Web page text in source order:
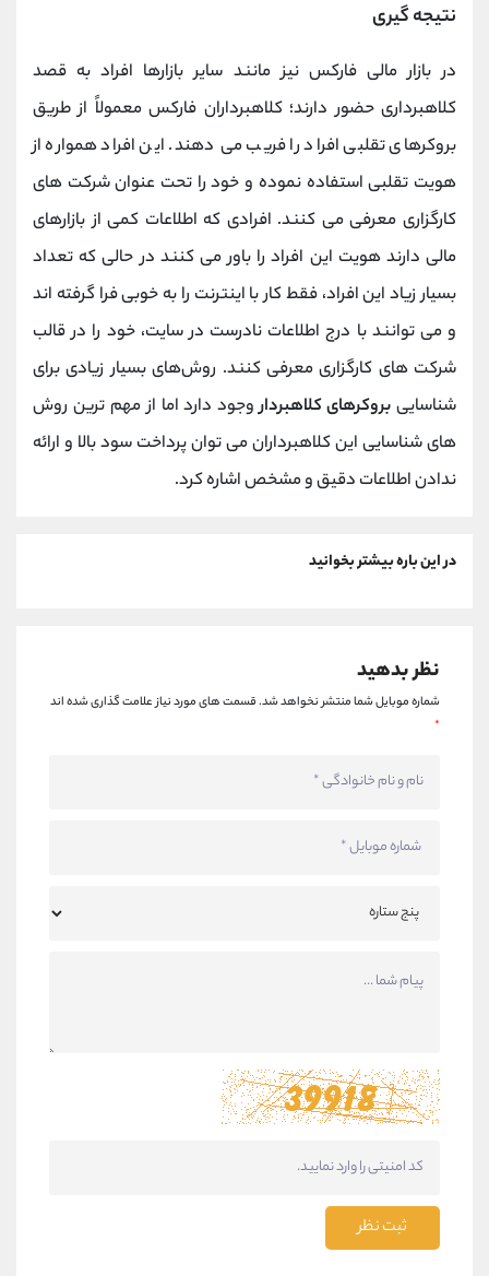
نتیجه گیری
در بازار مالی فارکس نیز مانند سایر بازارها افراد به قصد
کلاهبرداری حضور دارند؛ کلاهبرداران فارکس معمولاً از طریق
بروکرهای تقلبی افراد را فریب می‌ دهند. این افراد همواره از
هویت تقلبی استفاده نموده و خود را تحت عنوان شرکت های
کارگزاری معرفی می کنند. افرادی که اطلاعات کمی از بازارهای
مالی دارند هویت این افراد را باور می کنند در حالی که تعداد
بسیار زیاد این افراد، فقط کار با اینترنت را به خوبی فرا گرفته اند
و می توانند با درج اطلاعات نادرست در سایت، خود را در قالب
شرکت های کارگزاری معرفی کنند. روش‌های بسیار زیادی برای
شناسایی بروکرهای کلاهبرداروجود دارد اما از مهم ترین روش
های شناسایی این کلاهبرداران می توان پرداخت سود بالا و ارائه
‌ندادن اطلاعات دقیق و مشخص اشاره کرد.
در این باره بیشتر بخوانید
نظر بدهید
شماره موبایل شما منتشر نخواهد شد.قسمت های مورد نیاز علامت گذاری شده اند
*
ثبت نظر